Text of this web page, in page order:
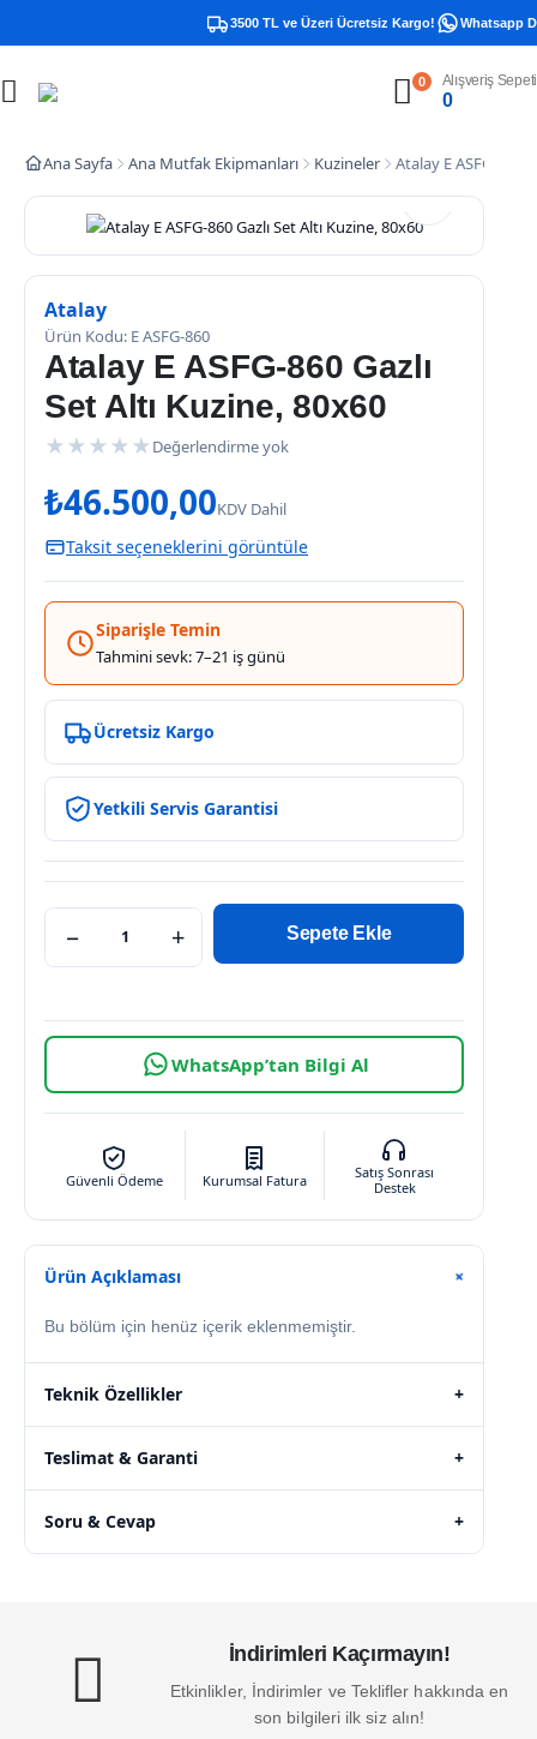
3500 TL ve Üzeri Ücretsiz Kargo! Whatsapp
0 Alışveriş Sepeti
0
Ana Sayfa Ana Mutfak Ekipmanları Kuzineler Atalay E ASFG-860
Atalay
Ürün Kodu: E ASFG-860
Atalay E ASFG-860 Gazlı
Set Altı Kuzine, 80x60
★ ★ ★ ★ ★ Değerlendirme yok
₺46.500,00KDV Dahil
Taksit seçeneklerini görüntüle
Siparişle Temin
Tahmini sevk: 7–21 iş günü
Ücretsiz Kargo
Yetkili Servis Garantisi
− + Sepete Ekle
WhatsApp’tan Bilgi Al
Güvenli Ödeme Kurumsal Fatura
Satış Sonrası
Destek
Ürün Açıklaması +
Bu bölüm için henüz içerik eklenmemiştir.
Teknik Özellikler +
Teslimat & Garanti +
Soru & Cevap +
İndirimleri Kaçırmayın!
Etkinlikler, İndirimler ve Teklifler hakkında en
son bilgileri ilk siz alın!